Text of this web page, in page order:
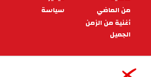
من الماضي
سياسة
أغنية من الزمن
الجميل